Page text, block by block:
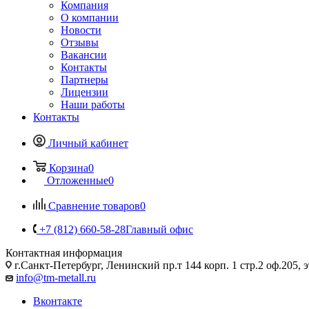
Компания
О компании
Новости
Отзывы
Вакансии
Контакты
Партнеры
Лицензии
Наши работы
Контакты
Личный кабинет
Корзина0
Отложенные0
Сравнение товаров0
+7 (812) 660-58-28Главный офис
Контактная информация
г.Санкт-Петербург, Ленинский пр.т 144 корп. 1 стр.2 оф.205,
info@tm-metall.ru
Вконтакте